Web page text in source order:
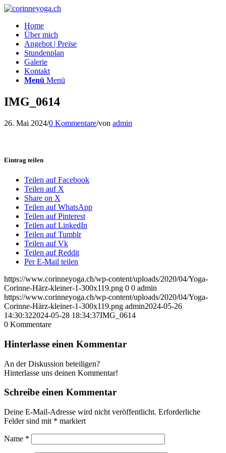
Home
Über mich
Angebot | Preise
Stundenplan
Galerie
Kontakt
Menü Menü
IMG_0614
26. Mai 2024/0 Kommentare/von admin
Eintrag teilen
Teilen auf Facebook
Teilen auf X
Share on X
Teilen auf WhatsApp
Teilen auf Pinterest
Teilen auf LinkedIn
Teilen auf Tumblr
Teilen auf Vk
Teilen auf Reddit
Per E-Mail teilen
https://www.corinneyoga.ch/wp-content/uploads/2020/04/Yoga-
Corinne-Härz-kleiner-1-300x119.png 0 0 admin
https://www.corinneyoga.ch/wp-content/uploads/2020/04/Yoga-
Corinne-Härz-kleiner-1-300x119.png admin2024-05-26
14:30:322024-05-28 18:34:37IMG_0614
0 Kommentare
Hinterlasse einen Kommentar
An der Diskussion beteiligen?
Hinterlasse uns deinen Kommentar!
Schreibe einen Kommentar
Deine E-Mail-Adresse wird nicht veröffentlicht. Erforderliche
Felder sind mit * markiert
Name *